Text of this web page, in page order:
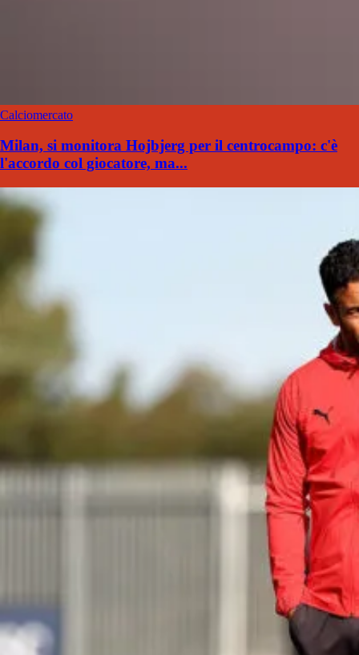
Calciomercato
Milan, si monitora Hojbjerg per il centrocampo: c'è
l'accordo col giocatore, ma...